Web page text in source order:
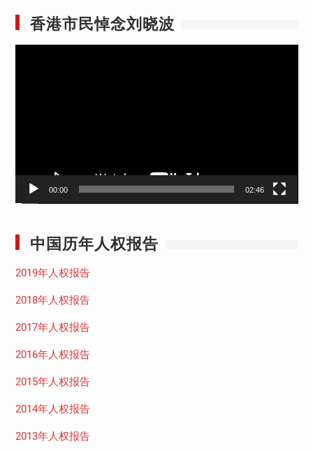
香港市民悼念刘晓波
00:00 02:46
中国历年人权报告
2019年人权报告
2018年人权报告
2017年人权报告
2016年人权报告
2015年人权报告
2014年人权报告
2013年人权报告